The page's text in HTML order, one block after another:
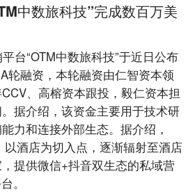
中数旅科技”完成数百万美
台“OTM中数旅科技”于近日公布
轮融资，本轮融资由仁智资本领
、高榕资本跟投，毅仁资本担
据介绍，该资金主要用于技术研
力和连接外部生态。据介绍，
以酒店为切入点，逐渐辐射至酒店
提供微信+抖音双生态的私域营
。